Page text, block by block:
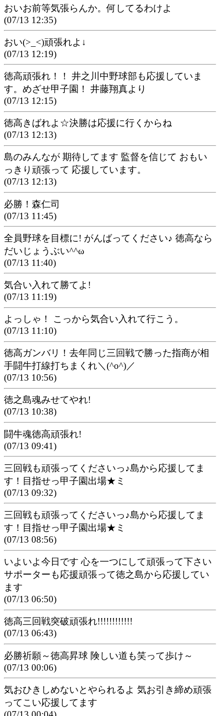
おいお前等気張らんか。何してるわけよ
(07/13 12:35)
おい(>_<)頑張れよ↓
(07/13 12:19)
徳高頑張れ！！ 井之川中野球部も応援していま
す。めざせ甲子園！ 井藤翔真より
(07/13 12:15)
徳高きばれよ☆決勝は応援に行くからね
(07/13 12:13)
島のみんなが 期待してます 監督を信じて おもい
っきり頑張って 応援しています。
(07/13 12:13)
必勝！森仁司
(07/13 11:45)
全員野球を目標に! がんばってください♪ 徳高なら
だいじょうぶい^^ω
(07/13 11:40)
気合い入れて勝てよ!
(07/13 11:19)
よっしゃ！ こっから気合い入れて行こう。
(07/13 11:10)
徳高ガンバリ！去年同じ三回戦で勝った指商が相
手闘牛打線打ちまくれ＼(^o^)／
(07/13 10:56)
徳之島魂みせてやれ!
(07/13 10:38)
闘牛魂徳高頑張れ!
(07/13 09:41)
三回戦も頑張ってくださいっ♪島から応援してま
す！目指せっ甲子園出場★ミ
(07/13 09:32)
三回戦も頑張ってくださいっ♪島から応援してま
す！目指せっ甲子園出場★ミ
(07/13 08:56)
いよいよ今日です 心を一つにして頑張って下さい
サポーターも応援頑張って徳之島から応援してい
ます
(07/13 06:50)
徳高三回戦突破頑張れ!!!!!!!!!!!!
(07/13 06:43)
必勝祈願～徳高昇球 険しい道も笑って歩け～
(07/13 00:06)
気おひきしめないとやられるよ 気お引き締め頑張
ってこい応援してます